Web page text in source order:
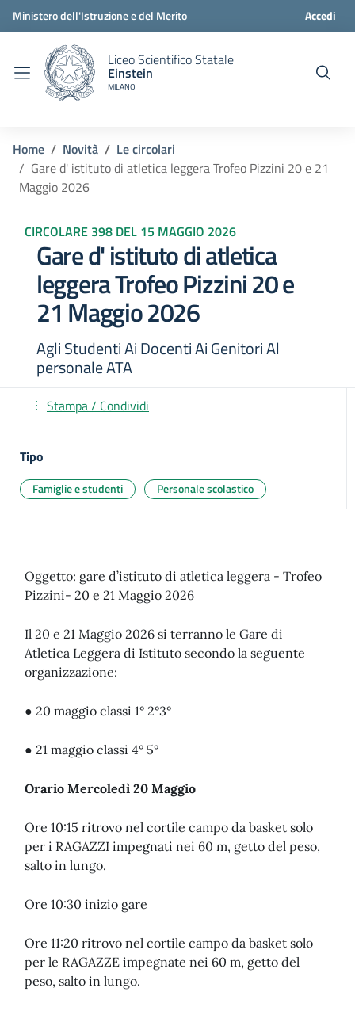
Ministero dell'Istruzione e del Merito Accedi
Liceo Scientifico Statale
Einstein
MILANO
Home Novità
Le circolari
Gare d' istituto di atletica leggera Trofeo Pizzini 20 e 21
Maggio 2026
CIRCOLARE 398 DEL 15 MAGGIO 2026
Gare d' istituto di atletica
leggera Trofeo Pizzini 20 e
21 Maggio 2026
Agli Studenti Ai Docenti Ai Genitori Al
personale ATA
Stampa / Condividi
Tipo
Famiglie e studenti Personale scolastico
Oggetto: gare d’istituto di atletica leggera - Trofeo
Pizzini- 20 e 21 Maggio 2026
Il 20 e 21 Maggio 2026 si terranno le Gare di
Atletica Leggera di Istituto secondo la seguente
organizzazione:
● 20 maggio classi 1° 2°3°
● 21 maggio classi 4° 5°
Orario Mercoledì 20 Maggio
Ore 10:15 ritrovo nel cortile campo da basket solo
per i RAGAZZI impegnati nei 60 m, getto del peso,
salto in lungo.
Ore 10:30 inizio gare
Ore 11:20 ritrovo nel cortile campo da basket solo
per le RAGAZZE impegnate nei 60 m, getto del
peso, salto in lungo.